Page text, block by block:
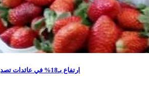
ارتفاع بـ18% في عائدات تصدير الغلال الصيفية ذات النوى